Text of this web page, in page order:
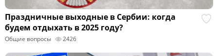
Праздничные выходные в Сербии: когда
будем отдыхать в 2025 году?
Общие вопросы 2426